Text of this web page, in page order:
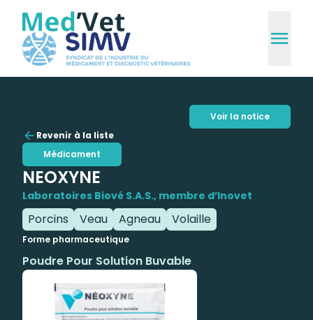
Revenir à la liste
Médicament
NEOXYNE
Laboratoires Biové S.A.S., membre d’Inovet
Porcins Veau Agneau Volaille
Forme pharmaceutique
Poudre Pour Solution Buvable
Voir la notice